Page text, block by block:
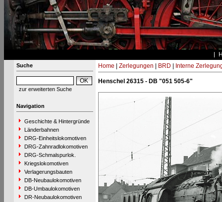
Suche
zur erweiterten Suche
Navigation
Geschichte & Hintergründe
Länderbahnen
DRG-Einheitslokomotiven
DRG-Zahnradlokomotiven
DRG-Schmalspurlok.
Kriegslokomotiven
Verlagerungsbauten
DB-Neubaulokomotiven
DB-Umbaulokomotiven
DR-Neubaulokomotiven
Home Zerlegungen BRD Interne
Henschel 26315 - DB "051 505-6"